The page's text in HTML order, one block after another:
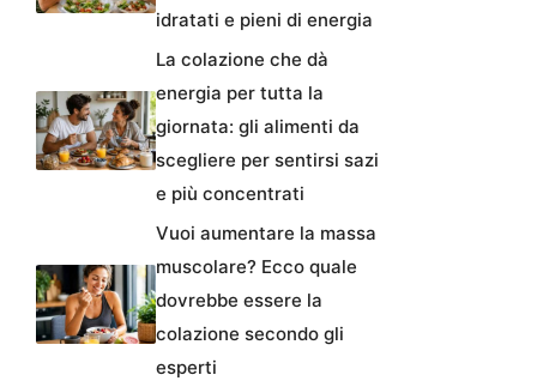
idratati e pieni di energia
La colazione che dà
energia per tutta la
giornata: gli alimenti da
scegliere per sentirsi sazi
e più concentrati
Vuoi aumentare la massa
muscolare? Ecco quale
dovrebbe essere la
colazione secondo gli
esperti